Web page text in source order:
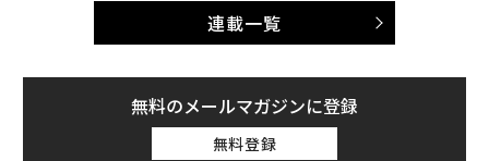
連載一覧
無料のメールマガジンに登録
無料登録